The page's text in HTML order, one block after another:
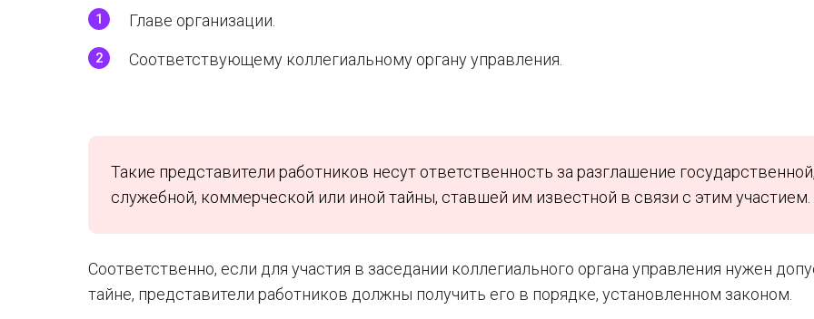
Главе организации.
Соответствующему коллегиальному органу управления.
Такие представители работников несут ответственность за разглашение
служебной, коммерческой или иной тайны, ставшей им известной в связи с этим участием.
Соответственно, если для участия в заседании коллегиального органа управления нужен
тайне, представители работников должны получить его в порядке, установленном законом.